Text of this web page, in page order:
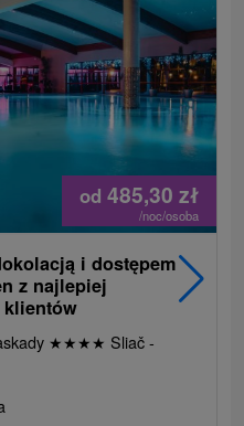
od 485,30 zł
/noc/osoba
i dostępem
z najlepiej
klientów
★★★★ Sliač -